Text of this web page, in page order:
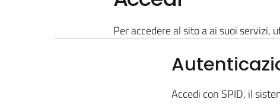
Per accedere al sito a ai suoi servizi,
Accedi con SPID, il